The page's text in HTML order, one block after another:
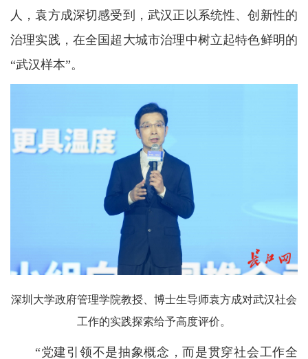
人，袁方成深切感受到，武汉正以系统性、创新性的
治理实践，在全国超大城市治理中树立起特色鲜明的
“武汉样本”。
深圳大学政府管理学院教授、博士生导师袁方成对武汉社会
工作的实践探索给予高度评价。
“党建引领不是抽象概念，而是贯穿社会工作全